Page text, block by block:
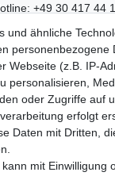
+49 30 417 44
30 Tage
ab 75 € in
und ähnliche
personenbezogene
Webseite (z.B. IP-
personalisieren,
oder Zugriffe auf
erfolgt
Daten mit Dritten,
mit Einwilligung